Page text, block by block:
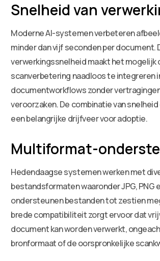
Snelheid van
Moderne AI-systemen verbeteren
minder dan vijf seconden per document.
verwerkingssnelheid maakt het mogelijk
scanverbetering naadloos te integreren
documentworkflows zonder
veroorzaken. De combinatie van
een belangrijke drijfveer voor adoptie.
Multiformat-
Hedendaagse systemen werken met
bestandsformaten waaronder JPG, PNG
ondersteunen bestanden tot zestien
brede compatibiliteit zorgt ervoor dat
document kan worden verwerkt,
bronformaat of de oorspronkelijke